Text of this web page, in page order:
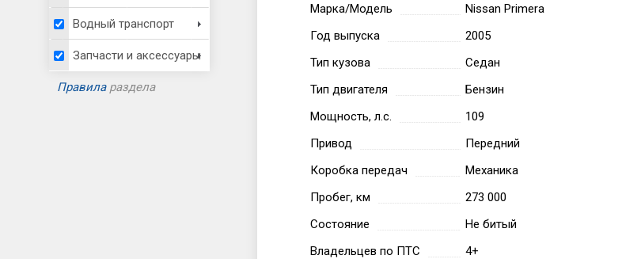
Водный транспорт
Запчасти и аксессуары
Правилараздела
Nissan Primera
Марка/Модель
2005
Год выпуска
Седан
Тип кузова
Бензин
Тип двигателя
109
Мощность, л.с.
Передний
Привод
Механика
Коробка передач
273 000
Пробег, км
Не битый
Состояние
4+
Владельцев по ПТС